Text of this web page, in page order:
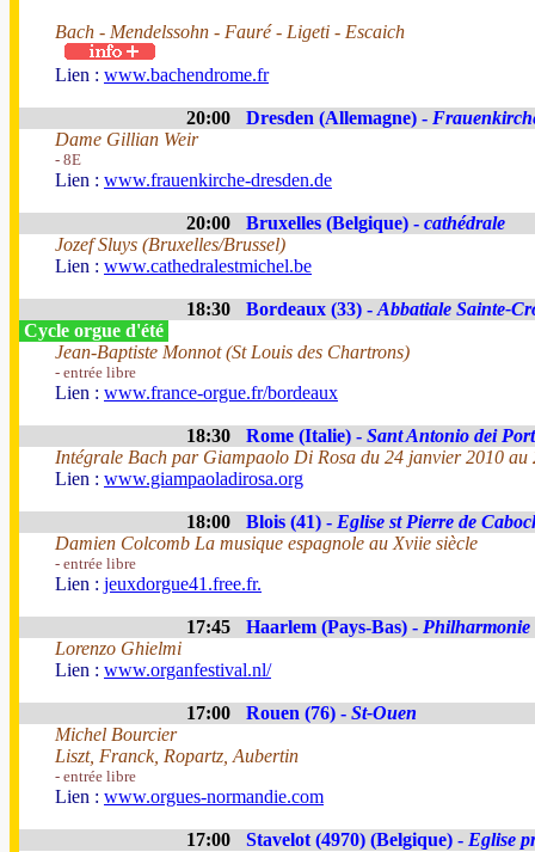
Bach - Mendelssohn - Fauré - Ligeti - Escaich
Lien : www.bachendrome.fr
20:00 Dresden (Allemagne) -
Dame Gillian Weir
- 8E
Lien : www.frauenkirche-dresden.de
20:00 Bruxelles (Belgique) - cathédrale
Jozef Sluys (Bruxelles/Brussel)
Lien : www.cathedralestmichel.be
18:30 Bordeaux (33) - Abbatiale Sainte-
Cycle orgue d'été
Jean-Baptiste Monnot (St Louis des Chartrons)
- entrée libre
Lien : www.france-orgue.fr/bordeaux
18:30 Rome (Italie) - Sant Antonio dei
Intégrale Bach par Giampaolo Di Rosa du 24 janvier 2010 au
Lien : www.giampaoladirosa.org
18:00 Blois (41) - Eglise st Pierre de
Damien Colcomb La musique espagnole au Xviie siècle
- entrée libre
Lien : jeuxdorgue41.free.fr.
17:45 Haarlem (Pays-Bas) - Philharmonie
Lorenzo Ghielmi
Lien : www.organfestival.nl/
17:00 Rouen (76) - St-Ouen
Michel Bourcier
Liszt, Franck, Ropartz, Aubertin
- entrée libre
Lien : www.orgues-normandie.com
17:00 Stavelot (4970) (Belgique) - Eglise